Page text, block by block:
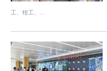
工、钳工、...